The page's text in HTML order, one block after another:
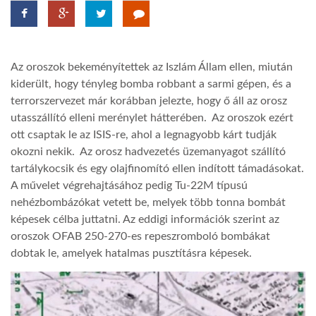
TROPICALMAGAZIN
AFRIKA TUDÁSTÁR
A NAP SZÉPE
GLOBOZSARU
DOBRAVERO.HU
Az oroszok bekeményítettek az Iszlám Állam ellen, miután
kiderült, hogy tényleg bomba robbant a sarmi gépen, és a
terrorszervezet már korábban jelezte, hogy ő áll az orosz
utasszállító elleni merénylet hátterében. Az oroszok ezért
ott csaptak le az ISIS-re, ahol a legnagyobb kárt tudják
okozni nekik. Az orosz hadvezetés üzemanyagot szállító
tartálykocsik és egy olajfinomító ellen indított támadásokat.
A művelet végrehajtásához pedig Tu-22M típusú
nehézbombázókat vetett be, melyek több tonna bombát
képesek célba juttatni. Az eddigi információk szerint az
oroszok OFAB 250-270-es repeszromboló bombákat
dobtak le, amelyek hatalmas pusztításra képesek.